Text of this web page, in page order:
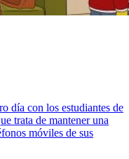
día con los estudiantes de
trata de mantener una
móviles de sus